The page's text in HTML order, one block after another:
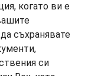
когато ви е
съхранявате
си